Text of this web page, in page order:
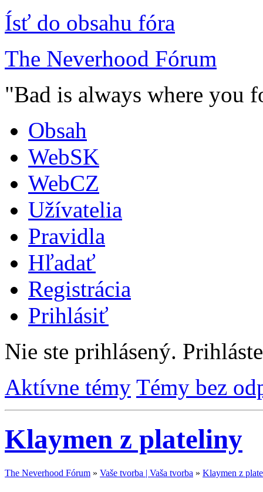
Ísť do obsahu fóra
The Neverhood Fórum
"Bad is always where you
Obsah
WebSK
WebCZ
Užívatelia
Pravidla
Hľadať
Registrácia
Prihlásiť
Nie ste prihlásený.
Aktívne témy Témy bez
Klaymen z plateliny
The Neverhood Fórum » Vaše tvorba | Vaša tvorba » Klaymen z